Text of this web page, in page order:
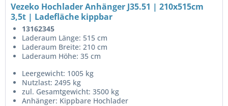
Vezeko Hochlader Anhänger J35.51 | 210x515cm
3,5t | Ladefläche kippbar
13162345
Laderaum Länge: 515 cm
Laderaum Breite: 210 cm
Laderaum Höhe: 35 cm
Leergewicht: 1005 kg
Nutzlast: 2495 kg
zul. Gesamtgewicht: 3500 kg
Anhänger: Kippbare Hochlader